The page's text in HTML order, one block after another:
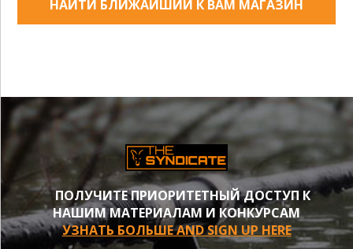
НАЙТИ БЛИЖАЙШИЙ К ВАМ МАГАЗИН
ПОЛУЧИТЕ ПРИОРИТЕТНЫЙ ДОСТУП К
НАШИМ МАТЕРИАЛАМ И КОНКУРСАМ
УЗНАТЬ БОЛЬШЕ AND SIGN UP HERE